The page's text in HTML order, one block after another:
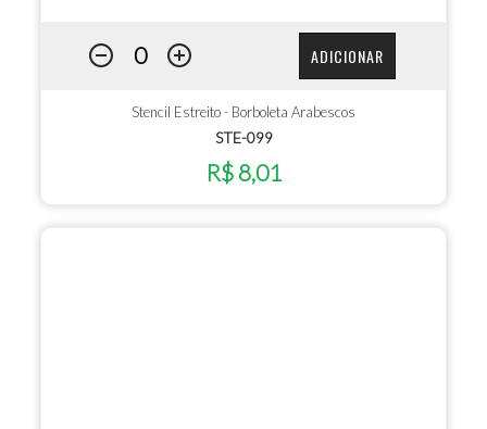
ADICIONAR
Stencil Estreito - Borboleta Arabescos
STE-099
R$ 8,01